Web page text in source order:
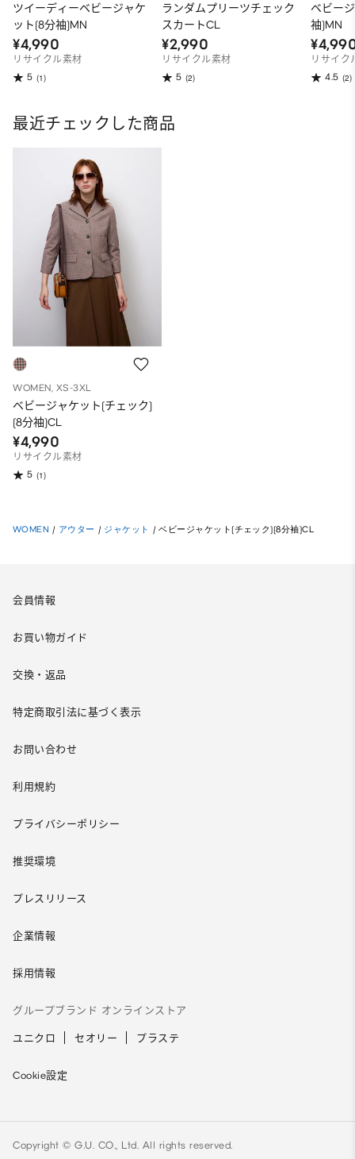
ツイーディーベビージャケ
ット(8分袖)MN
¥4,990
リサイクル素材
5 (1)
ランダムプリーツチェック
スカートCL
¥2,990
リサイクル素材
5 (2)
ベビー
袖)MN
リサイク
4.5 (2)
最近チェックした商品
WOMEN, XS-3XL
ベビージャケット(チェック)
(8分袖)CL
¥4,990
リサイクル素材
5 (1)
WOMEN / アウター / ジャケット / ベビージャケット(チェック)(8分袖)CL
会員情報
お買い物ガイド
交換・返品
特定商取引法に基づく表示
お問い合わせ
利用規約
プライバシーポリシー
推奨環境
プレスリリース
企業情報
採用情報
グループブランド オンラインストア
ユニクロ セオリー プラステ
Cookie設定
Copyright © G.U. CO., Ltd. All rights reserved.